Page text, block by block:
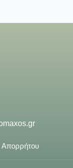
Απορρήτου